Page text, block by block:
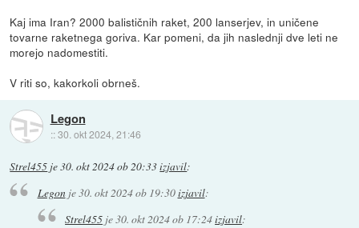
Kaj ima Iran? 2000 balističnih raket, 200 lanserjev, in uničene
tovarne raketnega goriva. Kar pomeni, da jih naslednji dve leti ne
morejo nadomestiti.
V riti so, kakorkoli obrneš.
Legon
::30. okt 2024, 21:46
Strel455 je30. okt 2024 ob 20:33izjavil:
Legonje30. okt 2024 ob 19:30izjavil:
Strel455 je30. okt 2024 ob 17:24izjavil: